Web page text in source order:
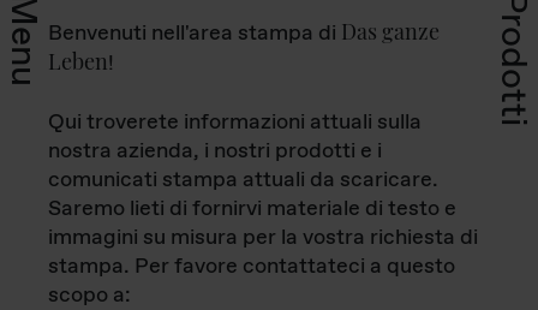
Menu Prodotti
Benvenuti nell'area stampa di Das ganze
Leben!
Qui troverete informazioni attuali sulla
nostra azienda, i nostri prodotti e i
comunicati stampa attuali da scaricare.
Saremo lieti di fornirvi materiale di testo e
immagini su misura per la vostra richiesta di
stampa. Per favore contattateci a questo
scopo a: